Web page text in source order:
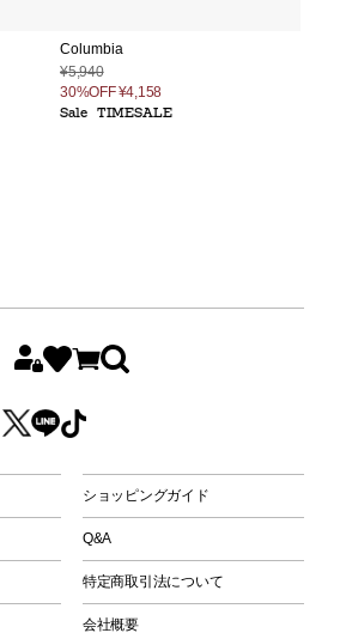
Columbia
¥5,940
30%OFF¥4,158
Sale TIMESALE
ショッピングガイド
Q&A
特定商取引法について
会社概要